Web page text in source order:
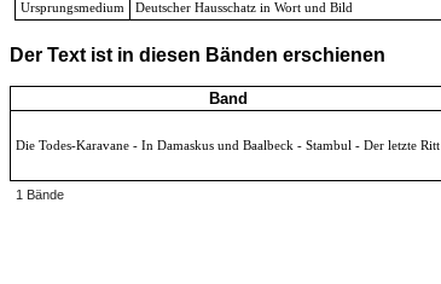
Ursprungsmedium
Deutscher Hausschatz in Wort und Bild
Der Text ist in diesen Bänden erschienen
Band
Die Todes-Karavane - In Damaskus und Baalbeck - Stambul - Der letzte Ritt
1 Bände